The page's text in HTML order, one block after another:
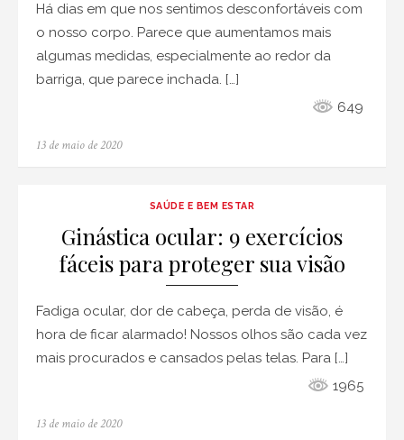
Há dias em que nos sentimos desconfortáveis ​​com
o nosso corpo. Parece que aumentamos mais
algumas medidas, especialmente ao redor da
barriga, que parece inchada. […]
649
Posted
13 de maio de 2020
SAÚDE E BEM ESTAR
Ginástica ocular: 9 exercícios
fáceis para proteger sua visão
Fadiga ocular, dor de cabeça, perda de visão, é
hora de ficar alarmado! Nossos olhos são cada vez
mais procurados e cansados ​​pelas telas. Para […]
1965
Posted
13 de maio de 2020